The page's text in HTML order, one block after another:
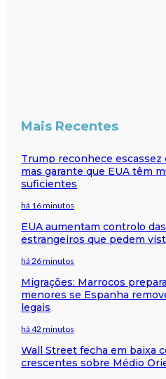
Mais Recentes
Trump reconhece escassez
mas garante que EUA têm
suficientes
há 16 minutos
EUA aumentam controlo
estrangeiros que pedem
há 26 minutos
Migrações: Marrocos
menores se Espanha
legais
há 42 minutos
Wall Street fecha em baixa
crescentes sobre Médio